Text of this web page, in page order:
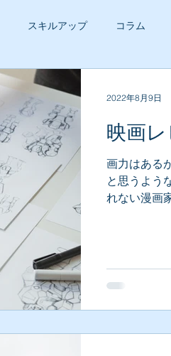
スキルアップ コラム
映画
画力はある
と思うよう
れない漫画
2022年8月9日